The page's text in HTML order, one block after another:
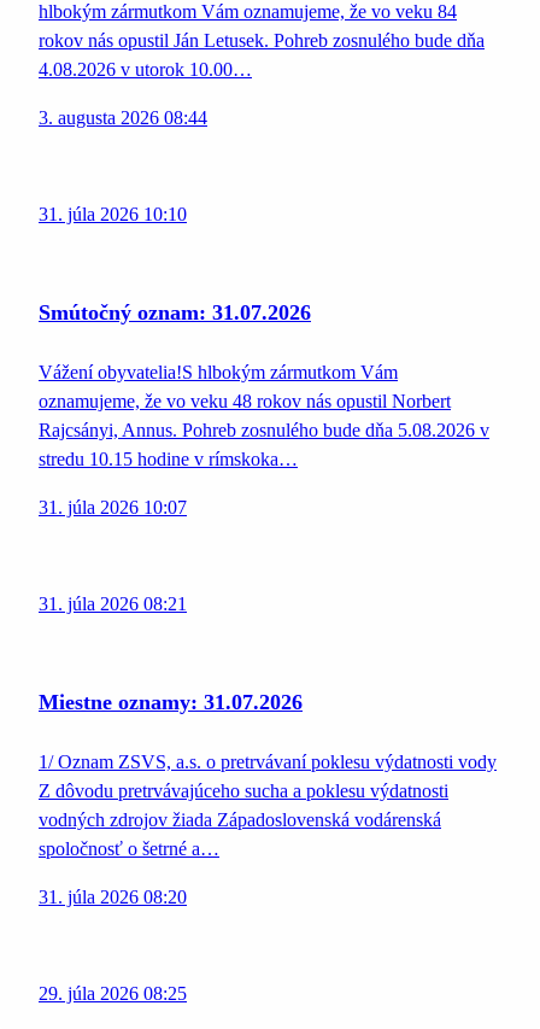
hlbokým zármutkom Vám oznamujeme, že vo veku 84
rokov nás opustil Ján Letusek. Pohreb zosnulého bude dňa
4.08.2026 v utorok 10.00…
3. augusta 2026 08:44
31. júla 2026 10:10
Smútočný oznam: 31.07.2026
Vážení obyvatelia!S hlbokým zármutkom Vám
oznamujeme, že vo veku 48 rokov nás opustil Norbert
Rajcsányi, Annus. Pohreb zosnulého bude dňa 5.08.2026 v
stredu 10.15 hodine v rímskoka…
31. júla 2026 10:07
31. júla 2026 08:21
Miestne oznamy: 31.07.2026
1/ Oznam ZSVS, a.s. o pretrvávaní poklesu výdatnosti vody
Z dôvodu pretrvávajúceho sucha a poklesu výdatnosti
vodných zdrojov žiada Západoslovenská vodárenská
spoločnosť o šetrné a…
31. júla 2026 08:20
29. júla 2026 08:25